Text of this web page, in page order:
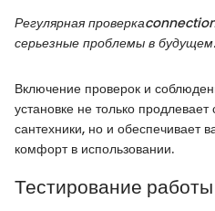
Регулярная
серьезные проблемы в будущем.
Включение проверок и
установке не только
сантехники, но и обеспечивает
комфорт в использовании.
Тестирование